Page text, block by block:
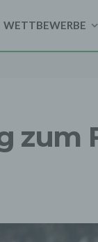
WETTBEWERBE
zum